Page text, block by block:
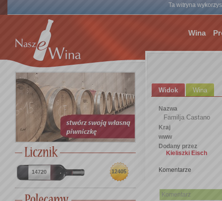
Ta witryna
Wina
14720 12405
Widok Wina
Nazwa
Familja Castano
Kraj
www
Dodany przez
Kieliszki Eisch
Komentarze
Komentarz